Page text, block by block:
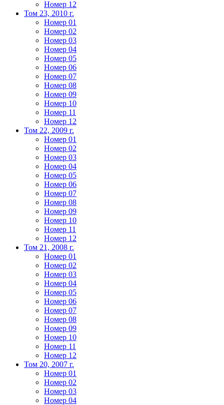
Номер 12
Том 23, 2010 г.
Номер 01
Номер 02
Номер 03
Номер 04
Номер 05
Номер 06
Номер 07
Номер 08
Номер 09
Номер 10
Номер 11
Номер 12
Том 22, 2009 г.
Номер 01
Номер 02
Номер 03
Номер 04
Номер 05
Номер 06
Номер 07
Номер 08
Номер 09
Номер 10
Номер 11
Номер 12
Том 21, 2008 г.
Номер 01
Номер 02
Номер 03
Номер 04
Номер 05
Номер 06
Номер 07
Номер 08
Номер 09
Номер 10
Номер 11
Номер 12
Том 20, 2007 г.
Номер 01
Номер 02
Номер 03
Номер 04